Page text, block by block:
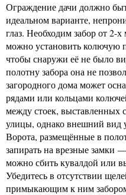
Ограждение дачи должно
идеальном варианте,
глаз. Необходим забор от 2-
можно установить колючую
чтобы снаружи её не было
полотну забора она не
загородного дома может
рядами или кольцами
между стоек, выставленных
улицы, однако внешний вид
Ворота, размещённые в
запирать на врезные замки
можно сбить кувалдой или
Убедитесь в отсутствии
примыкающим к ним